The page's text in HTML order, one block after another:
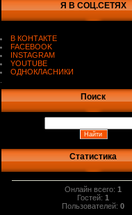
Я В СОЦ.СЕТЯХ
В КОНТАКТЕ
FACEBOOK
INSTAGRAM
YOUTUBE
ОДНОКЛАСНИКИ
Поиск
Статистика
Онлайн всего:1
Гостей:1
Пользователей:0